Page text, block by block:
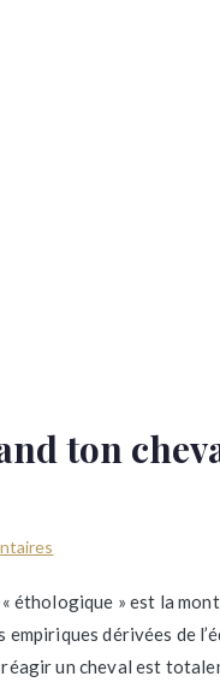
ton
de
monter
en
éthologique » est la
empiriques dérivées de
un cheval est